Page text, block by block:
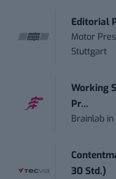
Editorial
Motor
Stuttgart
Working
Pr...
Brainlab in
30 Std.)